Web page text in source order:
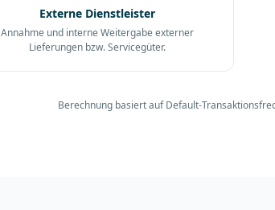
Externe Dienstleister
Annahme und interne Weitergabe externer
Lieferungen bzw. Servicegüter.
Berechnung basiert auf Default-